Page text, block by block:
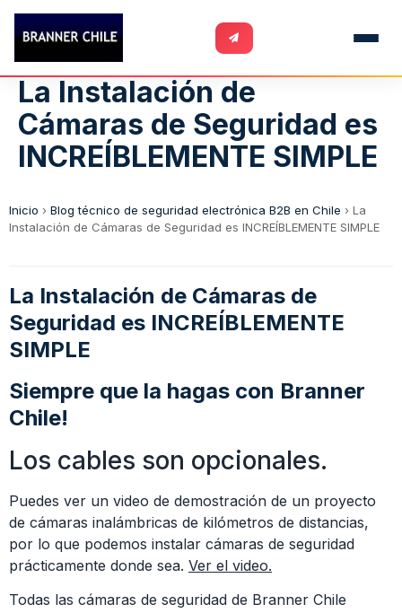
La Instalación de
Cámaras de Seguridad es
INCREÍBLEMENTE SIMPLE
Inicio › Blog técnico de seguridad electrónica B2B en Chile › La
Instalación de Cámaras de Seguridad es INCREÍBLEMENTE SIMPLE
La Instalación de Cámaras de
Seguridad es INCREÍBLEMENTE
SIMPLE
Siempre que la hagas con Branner
Chile!
Los cables son opcionales.
Puedes ver un video de demostración de un proyecto
de cámaras inalámbricas de kilómetros de distancias,
por lo que podemos instalar cámaras de seguridad
prácticamente donde sea. Ver el video.
Todas las cámaras de seguridad de Branner Chile